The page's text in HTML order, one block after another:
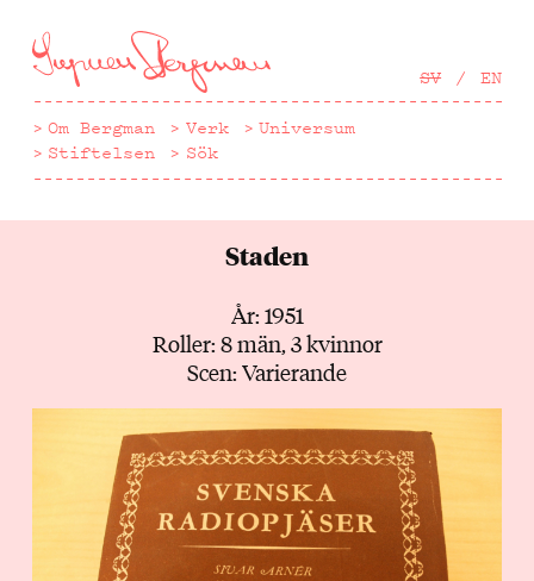
till
huvudinnehåll
SV EN
Om Bergman Verk
Universum
Stiftelsen
Sök
Staden
År: 1951
Roller: 8 män, 3 kvinnor
Scen: Varierande